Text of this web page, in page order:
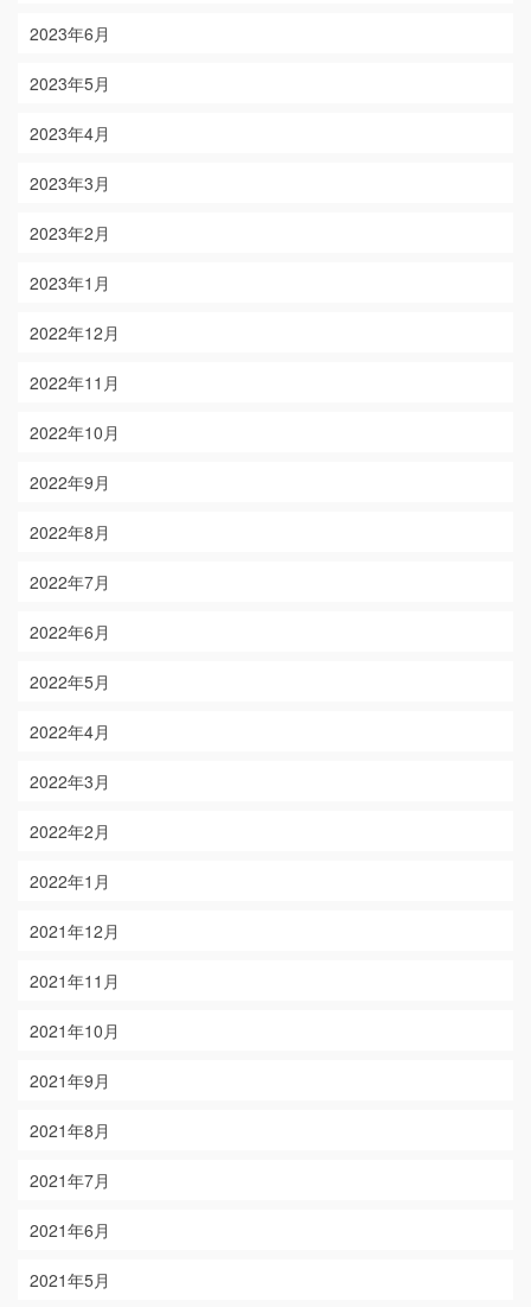
2023年6月
2023年5月
2023年4月
2023年3月
2023年2月
2023年1月
2022年12月
2022年11月
2022年10月
2022年9月
2022年8月
2022年7月
2022年6月
2022年5月
2022年4月
2022年3月
2022年2月
2022年1月
2021年12月
2021年11月
2021年10月
2021年9月
2021年8月
2021年7月
2021年6月
2021年5月